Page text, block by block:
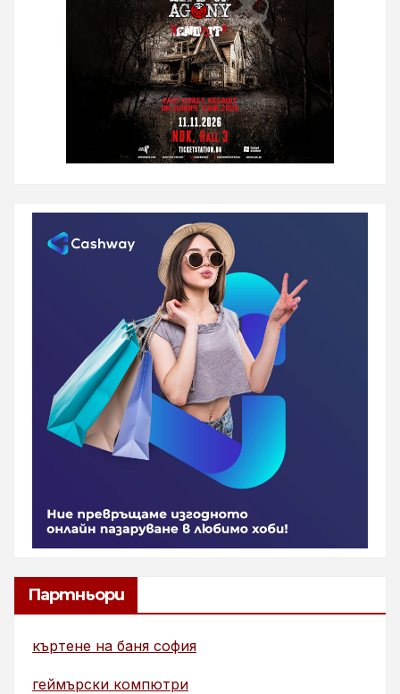
Партньори
къртене на баня софия
геймърски компютри